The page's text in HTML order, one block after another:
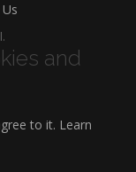
and
to it. Learn